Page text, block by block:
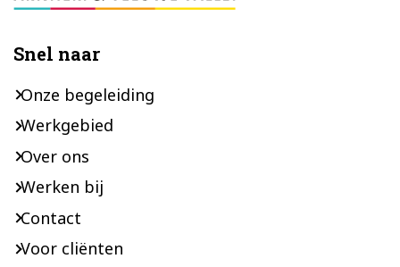
Snel naar
Onze begeleiding
Werkgebied
Over ons
Werken bij
Contact
Voor cliënten